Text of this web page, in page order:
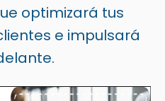
optimizará tus
e impulsará